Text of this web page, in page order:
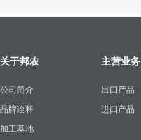
关于邦农
公司简介
品牌诠释
加工基地
主营业务
出口产品
进口产品